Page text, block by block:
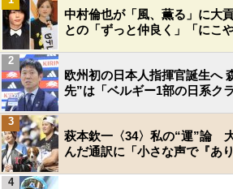
中村倫也が「風、薫る」に大
との「ずっと仲良く」「にこ
欧州初の日本人指揮官誕生へ
先”は「ベルギー1部の日系ク
2
萩本欽一〈34〉私の“運”論
んだ通訳に「小さな声で『あ
3
4